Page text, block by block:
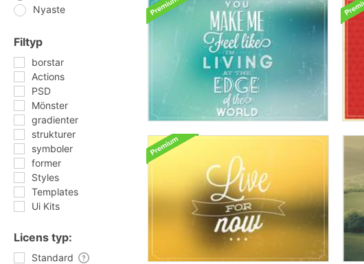
Nyaste
Filtyp
borstar
Actions
PSD
Mönster
gradienter
strukturer
symboler
former
Styles
Templates
Ui Kits
Licens typ:
Standard